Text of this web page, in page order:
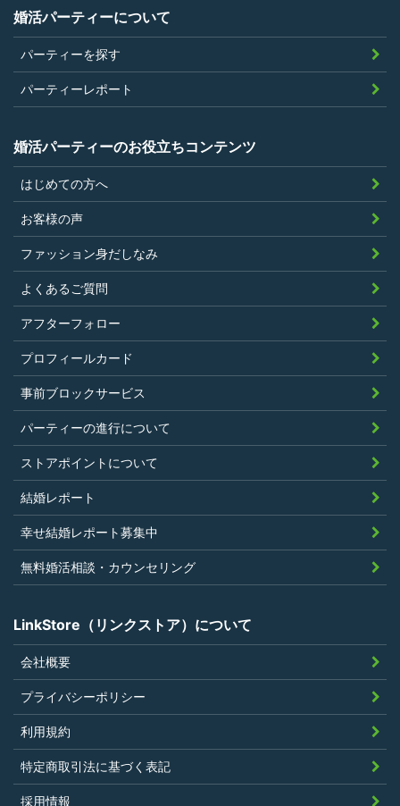
当社が企画するパーティープランに設定
されている年齢条件にあてはまっている
こと。
参加条件があり証明書が必要なパーティ
ーは、その条件にあてはまっており且つ
弊社が希望する証明書を持参できるこ
過去に、当社運営サービスにおいて、不
正行為、ストーカー行為、クレジットカ
ードの不正利用その他問題のある行為を
したことがないこと
暴力団等の反社会的勢力の関係者でな
く、また、法令違反あるいは公序良俗違
反行為等反社会的活動を行ったことがな
いこと
当社の独自の裁量によりLinkStoreの運営
上問題があると判断されたことがないこ
と
過去に会員登録を抹消されたり、利用停
止処分を受けたことがないこと
当社の提供するサービスと同一または類
似のサービスを提供することを業とする
法人または個人若しくはそれらの従業者
でないこと
利用者は、本規約に違反することなく、
LinkStoreを利用することにより、当社が定
める基準に従ったポイントの付与を受けるこ
とができます。
婚活パーティーについて
パーティーを探す
パーティーレポート
婚活パーティーのお役立ちコンテンツ
はじめての方へ
お客様の声
ファッション身だしなみ
よくあるご質問
アフターフォロー
プロフィールカード
事前ブロックサービス
パーティーの進行について
ストアポイントについて
結婚レポート
幸せ結婚レポート募集中
無料婚活相談・カウンセリング
LinkStore（リンクストア）について
会社概要
プライバシーポリシー
利用規約
特定商取引法に基づく表記
採用情報